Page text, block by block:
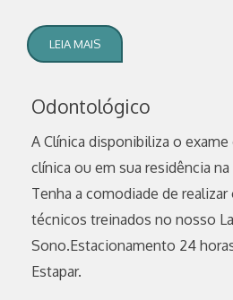
LEIA MAIS
Odontológico
A Clínica disponibiliza o
clínica ou em sua residência
Tenha a comodiade de
técnicos treinados no nosso
Sono.Estacionamento 24
Estapar.